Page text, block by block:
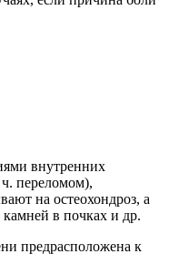
внутренних
переломом),
на остеохондроз, а
в почках и др.
предрасположена к